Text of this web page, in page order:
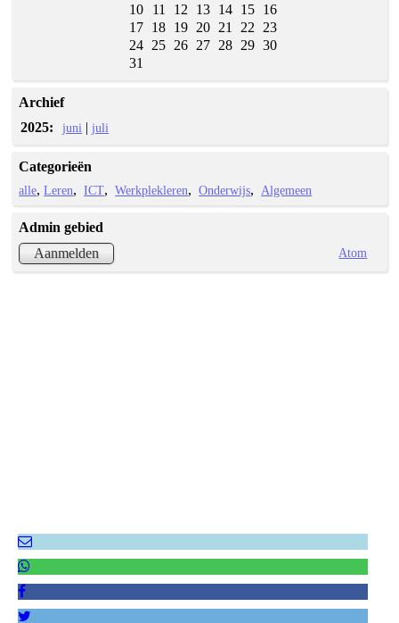
10
11 12 13 14 15
16
17
18 19 20 21 22
23
24
25 26 27 28 29 30
31
Archief
2025:
juni |juli
Categorieën
alle Leren ICT Werkplekleren Onderwijs Algemeen
Admin gebied
Aanmelden
Atom